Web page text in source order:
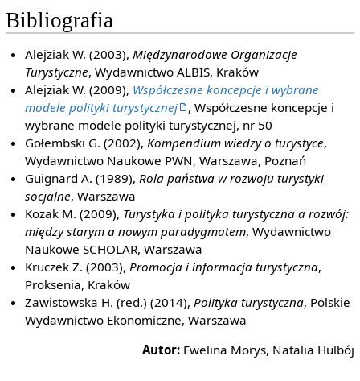
Bibliografia
Alejziak W. (2003),Międzynarodowe Organizacje
Turystyczne, Wydawnictwo ALBIS, Kraków
Alejziak W. (2009), Współczesne koncepcje i wybrane
modele polityki turystycznej
, Współczesne koncepcje i
wybrane modele polityki turystycznej, nr 50
Gołembski G. (2002),Kompendium wiedzy o turystyce,
Wydawnictwo Naukowe PWN, Warszawa, Poznań
Guignard A. (1989),Rola państwa w rozwoju turystyki
socjalne, Warszawa
Kozak M. (2009), Turystyka i polityka turystyczna a rozwój:
między starym a nowym paradygmatem, Wydawnictwo
Naukowe SCHOLAR, Warszawa
Kruczek Z. (2003),Promocja i informacja turystyczna,
Proksenia, Kraków
Zawistowska H. (red.) (2014),Polityka turystyczna, Polskie
Wydawnictwo Ekonomiczne, Warszawa
Autor: Ewelina Morys, Natalia Hulbój